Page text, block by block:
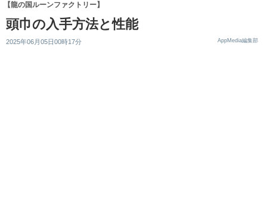
【龍の国ルーンファクトリー】
頭巾の入手方法と性能
2025年06月05日00時17分 AppMedia編集部